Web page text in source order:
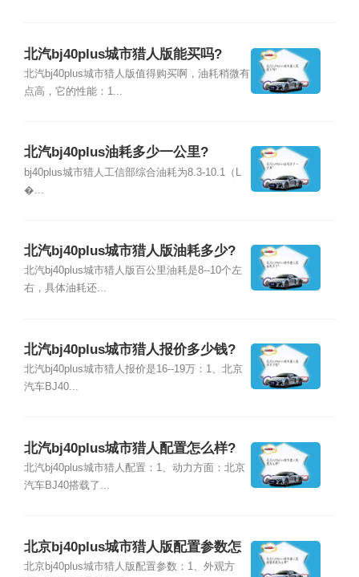
北汽bj40plus城市猎人版能买吗?
北汽bj40plus城市猎人版值得购买啊，油耗稍微有
点高，它的性能：1...
北汽bj40plus油耗多少一公里?
bj40plus城市猎人工信部综合油耗为8.3-10.1（L
�...
北汽bj40plus城市猎人版油耗多少?
北汽bj40plus城市猎人版百公里油耗是8--10个左
右，具体油耗还...
北汽bj40plus城市猎人报价多少钱?
北汽bj40plus城市猎人报价是16--19万：1、北京
汽车BJ40...
北汽bj40plus城市猎人配置怎么样?
北汽bj40plus城市猎人配置：1、动力方面：北京
汽车BJ40搭载了...
北京bj40plus城市猎人版配置参数怎
么样?
北京bj40plus城市猎人版配置参数：1、外观方